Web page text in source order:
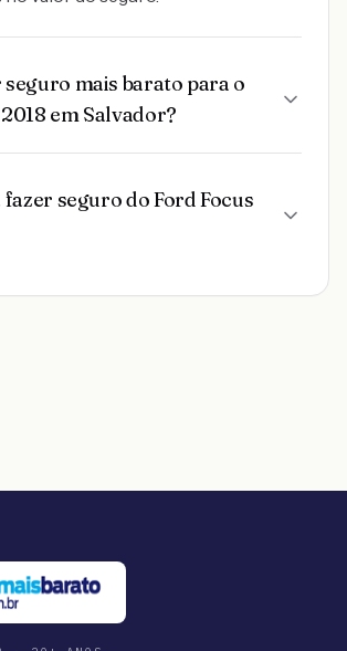
mais barato para o
em Salvador?
fazer seguro do Ford Focus